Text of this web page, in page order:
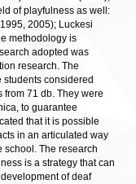
of playfulness as well:
2005); Luckesi
methodology is
adopted was
research. The
students considered
from 71 db. They were
to guarantee
that it is possible
in an articulated way
school. The research
is a strategy that can
of deaf